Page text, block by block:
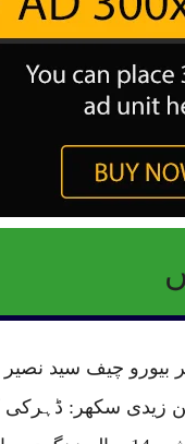
بیورو چیف سید نصیر
زیدی سکھر: